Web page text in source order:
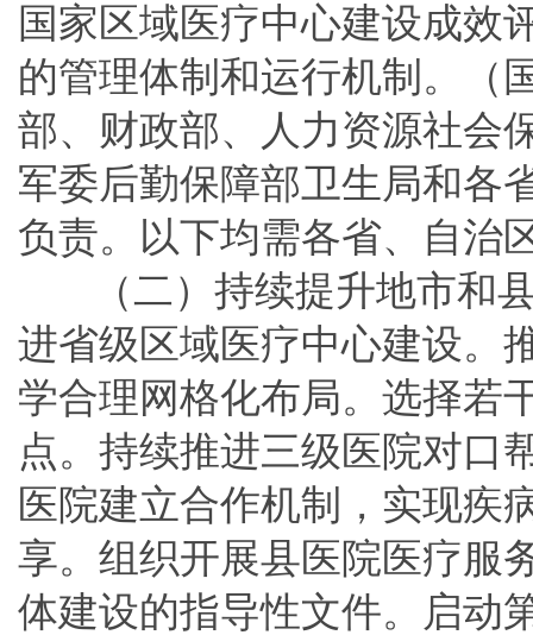
国家区域医疗中心建设成效
的管理体制和运行机制。（
部、财政部、人力资源社会
军委后勤保障部卫生局和各
负责。以下均需各省、自治
（二）持续提升地市和
进省级区域医疗中心建设。
学合理网格化布局。选择若
点。持续推进三级医院对口
医院建立合作机制，实现疾
享。组织开展县医院医疗服
体建设的指导性文件。启动